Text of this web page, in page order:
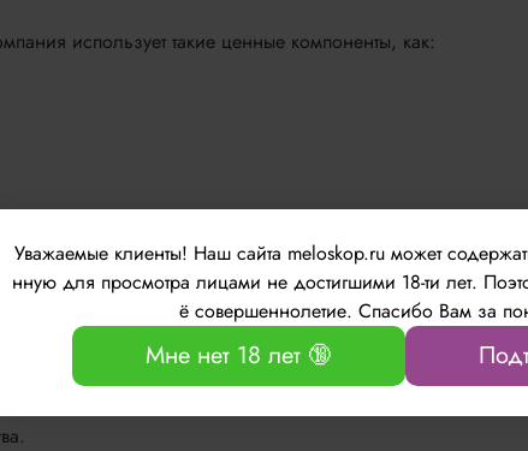
использует такие ценные компоненты, как:
Уважаемые клиенты! Наш сайта meloskop.ru может
нную для просмотра лицами не достигшими 18-ти лет.
ё совершеннолетие. Спасибо Вам за
Мне нет 18 лет 🔞